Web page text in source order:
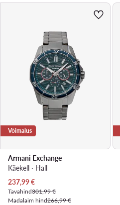
Võimalus
Armani Exchange
Käekell · Hall
Praegune hind
237,99€
Tavahind301,99 €
Madalaim hind266,99 €